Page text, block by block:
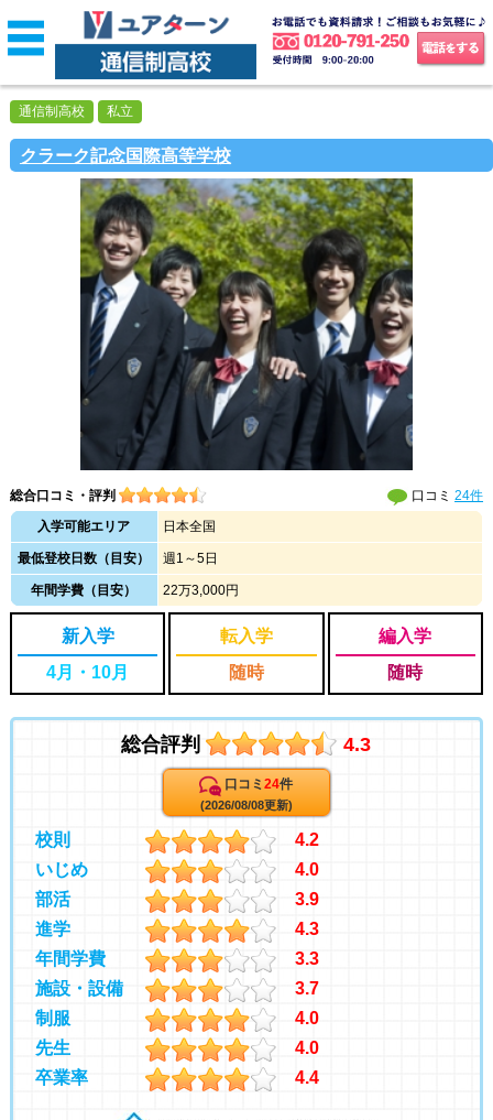
クラーク記念国際高等学校
通信制高校 私立
総合口コミ・評判 口コミ24件
入学可能エリア
日本全国
最低登校日数（目安） 週1～5日
年間学費（目安） 22万3,000円
新入学
4月・10月
転入学
随時
編入学
随時
総合評判 4.3
口コミ24件
(2026/08/08更新)
校則
4.2
いじめ
4.0
部活
3.9
進学
4.3
年間学費
3.3
施設・設備
3.7
制服
4.0
先生
4.0
卒業率
4.4